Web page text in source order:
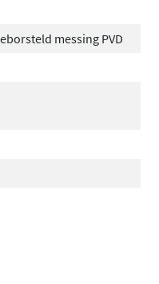
voor
staafmodel
te bestellen
Plumber Friendly
Gal serie
messing PVD